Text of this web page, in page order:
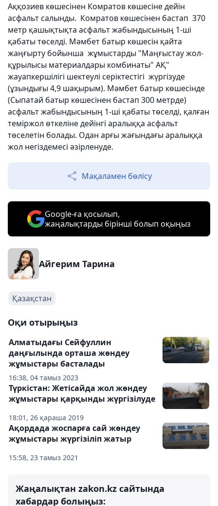
Аққозиев көшесінен Комратов көшесіне дейін
асфальт салынды. ​ Комратов көшесінен бастап ​ 370
метр қашықтықта асфальт жабындысының 1-ші
қабаты төселді. Мәмбет батыр көшесін қайта
жаңғырту бойынша ​ жұмыстарды "Маңғыстау жол-
құрылысы материалдары комбинаты" АҚ"
жауапкершілігі шектеулі серіктестігі ​ жүргізуде
(ұзындығы 4,9 шақырым). Мәмбет батыр көшесінде
(Сыпатай батыр көшесінен бастап 300 метрде)
асфальт жабындысының 1-ші қабаты төселді, қалған
теміржол өткеліне дейінгі аралыққа асфальт
төселетін болады. Одан арғы жағындағы аралыққа
жол негіздемесі әзірленуде.
Мақаламен бөлісу
Google-ға қосылып,
жаңалықтарды бірінші болып оқыңыз
Айгерим Тарина
Қазақстан
Оқи отырыңыз
16:38, 04 тамыз 2023
Алматыдағы Сейфуллин
даңғылында орташа жөндеу
жұмыстары басталады
18:01, 26 қараша 2019
Түркістан: Жетісайда жол жөндеу
жұмыстары қарқынды жүргізілуде
15:58, 23 тамыз 2021
Ақордада жоспарға сай жөндеу
жұмыстары жүргізіліп жатыр
Жаңалықтан zakon.kz сайтында
хабардар болыңыз: